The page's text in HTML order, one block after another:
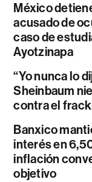
México
acusado de
caso de
Ayotzinapa
“Yo nunca lo
Sheinbaum
contra el
Banxico
interés en
inflación
objetivo